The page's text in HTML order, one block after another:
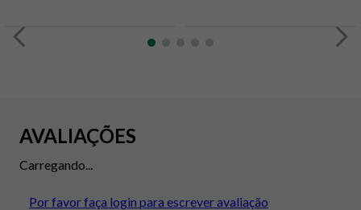
AVALIAÇÕES
Carregando...
Por favor faça login para escrever avaliação